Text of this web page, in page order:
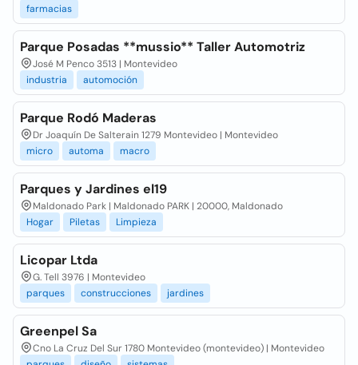
farmacias
Parque Posadas **mussio** Taller Automotriz
José M Penco 3513 | Montevideo
industria
automoción
Parque Rodó Maderas
Dr Joaquín De Salterain 1279 Montevideo | Montevideo
micro
automa macro
Parques y Jardines el19
Maldonado Park | Maldonado PARK | 20000, Maldonado
Hogar
Piletas Limpieza
Licopar Ltda
G. Tell 3976 | Montevideo
parques
construcciones jardines
Greenpel Sa
Cno La Cruz Del Sur 1780 Montevideo (montevideo) | Montevideo